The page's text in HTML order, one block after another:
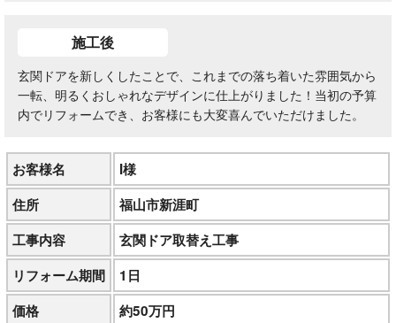
施工後
玄関ドアを新しくしたことで、これまでの落ち着いた雰囲気から
一転、明るくおしゃれなデザインに仕上がりました！当初の予算
内でリフォームでき、お客様にも大変喜んでいただけました。
お客様名
I様
住所
福山市新涯町
工事内容
玄関ドア取替え工事
リフォーム期間
1日
価格
約50万円